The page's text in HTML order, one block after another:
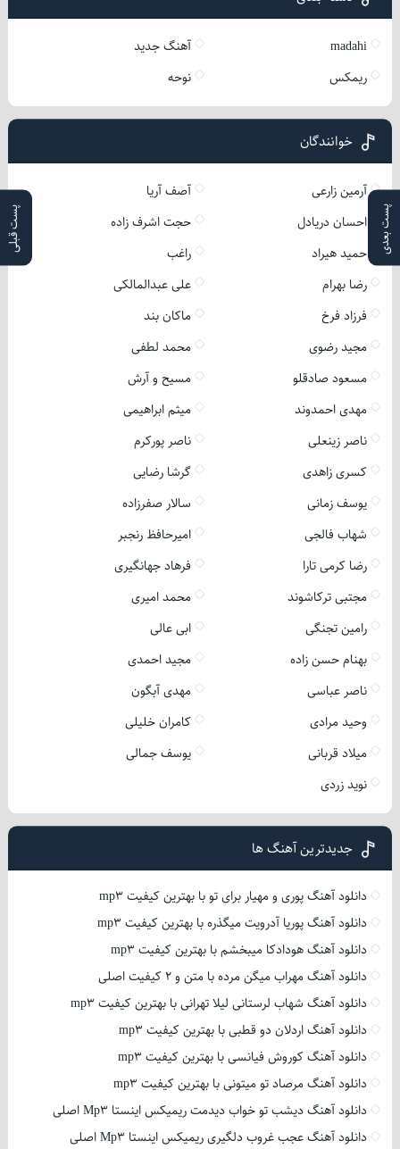
پست بعدی پست قبلی
madahi
آهنگ جدید
ریمکس
نوحه
خوانندگان
آرمین زارعی
آصف آریا
احسان دریادل
حجت اشرف زاده
حمید هیراد
راغب
رضا بهرام
علی عبدالمالکی
فرزاد فرخ
ماکان بند
مجید رضوی
محمد لطفی
مسعود صادقلو
مسیح و آرش
مهدی احمدوند
میثم ابراهیمی
ناصر زینعلی
ناصر پورکرم
کسری زاهدی
گرشا رضایی
یوسف زمانی
سالار صفرزاده
شهاب فالجی
امیرحافظ رنجبر
رضا کرمی تارا
فرهاد جهانگیری
مجتبی ترکاشوند
محمد امیری
رامین تجنگی
ابی عالی
بهنام حسن زاده
مجید احمدی
ناصر عباسی
مهدی آبگون
وحید مرادی
کامران خلیلی
میلاد قربانی
یوسف جمالی
نوید زردی
جدیدترین آهنگ ها
دانلود آهنگ پوری و مهیار برای تو با بهترین کیفیت mp3
دانلود آهنگ پوریا آدرویت میگذره با بهترین کیفیت mp3
دانلود آهنگ هودادکا میبخشم با بهترین کیفیت mp3
دانلود آهنگ مهراب میگن مرده با متن و 2 کیفیت اصلی
دانلود آهنگ شهاب لرستانی لیلا تهرانی با بهترین کیفیت mp3
دانلود آهنگ اردلان دو قطبی با بهترین کیفیت mp3
دانلود آهنگ کوروش فیانسی با بهترین کیفیت mp3
دانلود آهنگ مرصاد تو میتونی با بهترین کیفیت mp3
دانلود آهنگ دیشب تو خواب دیدمت ریمیکس اینستا Mp3 اصلی
دانلود آهنگ عجب غروب دلگیری ریمیکس اینستا Mp3 اصلی